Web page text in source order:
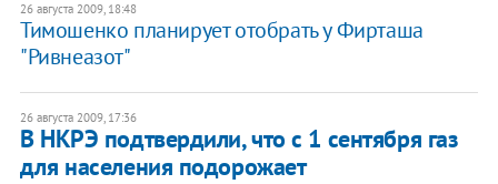
26 августа 2009, 18:48
Тимошенко планирует отобрать у Фирташа
"Ривнеазот"
26 августа 2009, 17:36
В НКРЭ подтвердили, что с 1 сентября газ
для населения подорожает